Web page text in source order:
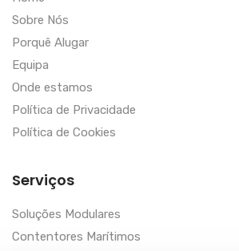
Sobre Nós
Porquê Alugar
Equipa
Onde estamos
Política de Privacidade
Política de Cookies
Serviços
Soluções Modulares
Contentores Marítimos